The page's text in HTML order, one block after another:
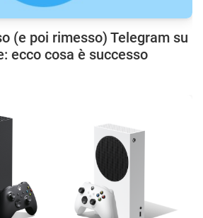
(e poi rimesso) Telegram su
ecco cosa è successo